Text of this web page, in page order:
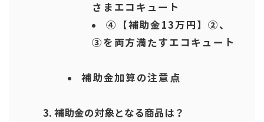
さまエコキュート
④【補助金13万円】②、
③を両方満たすエコキュート
補助金加算の注意点
補助金の対象となる商品は？